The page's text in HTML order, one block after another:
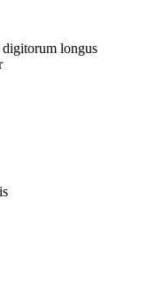
digitorum longus